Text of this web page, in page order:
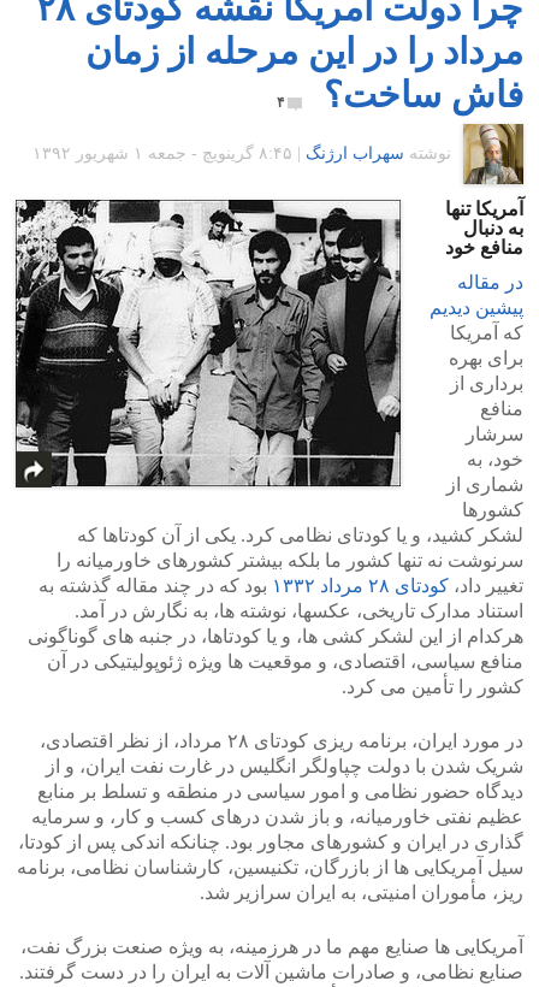
مرداد را در این مرحله از زمان
فاش ساخت؟
۴
نوشته سهراب ارژنگ ۸:۴۵ گرينويچ - جمعه ۱ شهریور ۱۳۹۲
آمریکا تنها
به دنبال
منافع خود
در مقاله
پیشین دیدیم
که آمریکا
برای بهره
برداری از
منافع
سرشار
خود، به
شماری از
کشورها
لشکر کشید، و یا کودتای نظامی کرد. یکی از آن کودتاها که
سرنوشت نه تنها کشور ما بلکه بیشتر کشورهای خاورمیانه را
تغییر داد، کودتای ۲۸ مرداد ۱۳۳۲
بود که در چند مقاله گذشته به
استناد مدارک تاریخی، عکسها، نوشته ها، به نگارش در آمد.
هرکدام از این لشکر کشی ها، و یا کودتاها، در جنبه های گوناگونی
منافع سیاسی، اقتصادی، و موقعیت ها ویژه ژئوپولیتیکی در آن
کشور را تأمین می کرد.
در مورد ایران، برنامه ریزی کودتای ۲۸ مرداد، از نظر اقتصادی،
شریک شدن با دولت چپاولگر انگلیس در غارت نفت ایران، و از
دیدگاه حضور نظامی و امور سیاسی در منطقه و تسلط بر منابع
عظیم نفتی خاورمیانه، و باز شدن درهای کسب و کار، و سرمایه
گذاری در ایران و کشورهای مجاور بود. چنانکه اندکی پس از کودتا،
سیل آمریکایی ها از بازرگان، تکنیسین، کارشناسان نظامی، برنامه
ریز، مأموران امنیتی، به ایران سرازیر شد.
آمریکایی ها صنایع مهم ما در هرزمینه، به ویژه صنعت بزرگ نفت،
صنایع نظامی، و صادرات ماشین آلات به ایران را در دست گرفتند.